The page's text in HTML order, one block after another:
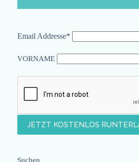
Email Addresse*
VORNAME
Suchen